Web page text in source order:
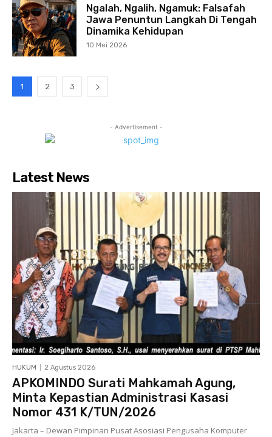
Ngalah, Ngalih, Ngamuk: Falsafah
Jawa Penuntun Langkah Di Tengah
Dinamika Kehidupan
10 Mei 2026
1 2 3
- Advertisement -
Latest News
HUKUM 2 Agustus 2026
APKOMINDO Surati Mahkamah Agung,
Minta Kepastian Administrasi Kasasi
Nomor 431 K/TUN/2026
Jakarta – Dewan Pimpinan Pusat Asosiasi Pengusaha Komputer